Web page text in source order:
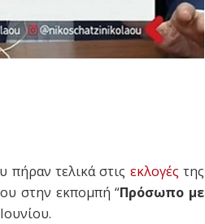
τελικά στις εκλογές της
στην εκπομπή “Πρόσωπο με